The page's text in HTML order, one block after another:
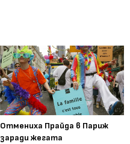
Отмениха Прайда в Париж
заради жегата